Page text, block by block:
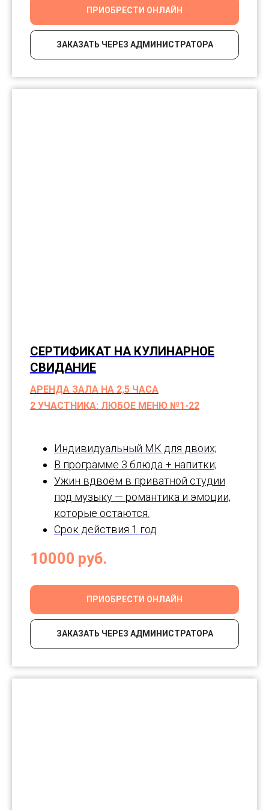
ПРИОБРЕСТИ ОНЛАЙН
ЗАКАЗАТЬ ЧЕРЕЗ АДМИНИСТРАТОРА
СЕРТИФИКАТ НА КУЛИНАРНОЕ
СВИДАНИЕ
АРЕНДА ЗАЛА НА 2,5 ЧАСА
2 УЧАСТНИКА: ЛЮБОЕ МЕНЮ №1-22
Индивидуальный МК для двоих;
В программе 3 блюда + напитки;
Ужин вдвоём в приватной студии
под музыку — романтика и эмоции,
которые остаются.
Срок действия 1 год
10000 руб.
ПРИОБРЕСТИ ОНЛАЙН
ЗАКАЗАТЬ ЧЕРЕЗ АДМИНИСТРАТОРА